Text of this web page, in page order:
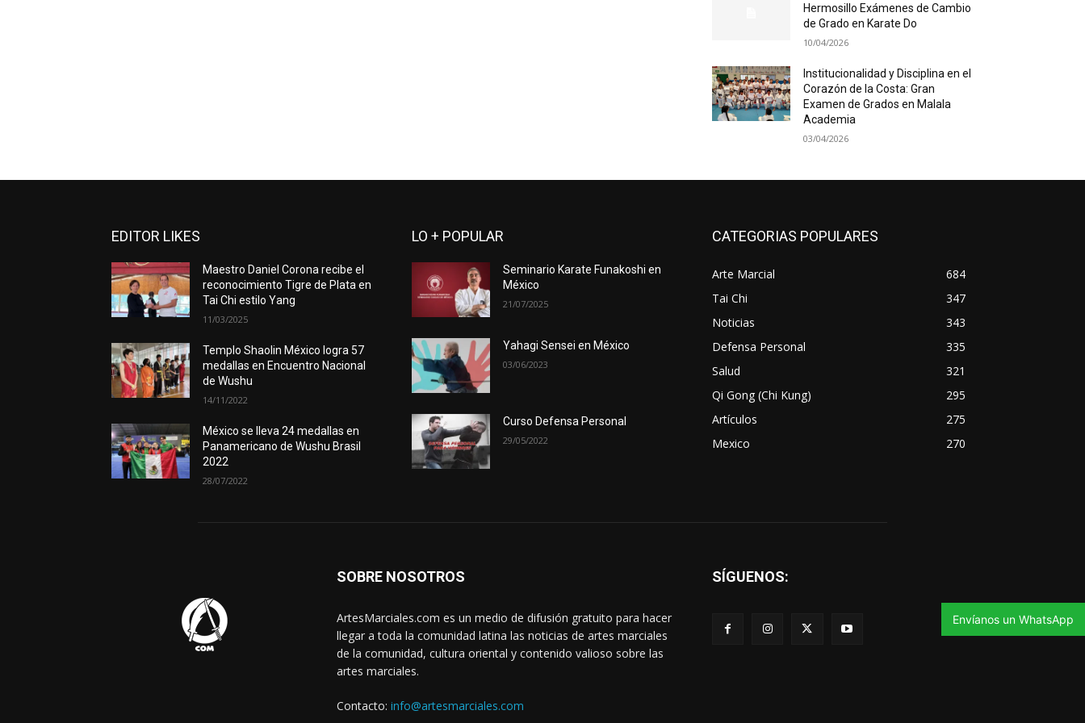
Hermosillo Exámenes de Cambio
de Grado en Karate Do
10/04/2026
Institucionalidad y Disciplina en el
Corazón de la Costa: Gran
Examen de Grados en Malala
Academia
03/04/2026
EDITOR LIKES
Maestro Daniel Corona recibe el
reconocimiento Tigre de Plata en
Tai Chi estilo Yang
11/03/2025
Templo Shaolin México logra 57
medallas en Encuentro Nacional
de Wushu
14/11/2022
México se lleva 24 medallas en
Panamericano de Wushu Brasil
2022
28/07/2022
LO + POPULAR
Seminario Karate Funakoshi en
México
21/07/2025
Yahagi Sensei en México
03/06/2023
Curso Defensa Personal
29/05/2022
CATEGORIAS POPULARES
Arte Marcial
684
Tai Chi
347
Noticias
343
Defensa Personal
335
Salud
321
Qi Gong (Chi Kung)
295
Artículos
275
Mexico
270
SOBRE NOSOTROS
ArtesMarciales.com es un medio de difusión gratuito para hacer
llegar a toda la comunidad latina las noticias de artes marciales
de la comunidad, cultura oriental y contenido valioso sobre las
artes marciales.
Contacto: info@artesmarciales.com
SÍGUENOS:
Envíanos un WhatsApp